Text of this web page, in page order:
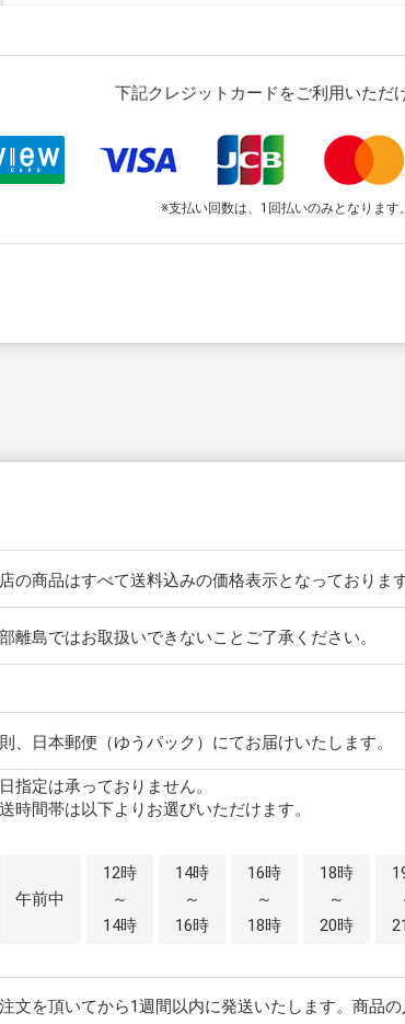
下記クレジットカードをご利用いただ
※支払い回数は、1回払いのみとなります。
の商品はすべて送料込みの価格表示となっております
離島ではお取扱いできないことご了承ください。
、日本郵便（ゆうパック）にてお届けいたします。
指定は承っておりません。
時間帯は以下よりお選びいただけます。
午前中
12時
～
14時
14時
～
16時
16時
～
18時
18時
～
20時
文を頂いてから1週間以内に発送いたします。商品